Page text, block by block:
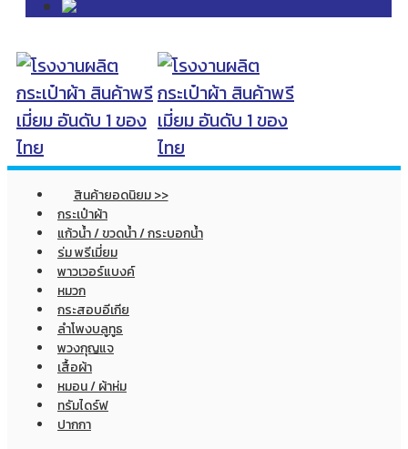
สินค้ายอดนิยม >>
กระเป๋าผ้า
แก้วน้ำ / ขวดน้ำ / กระบอกน้ำ
ร่ม พรีเมี่ยม
พาวเวอร์แบงค์
หมวก
กระสอบอีเกีย
ลำโพงบลูทูธ
พวงกุญแจ
เสื้อผ้า
หมอน / ผ้าห่ม
ทรัมไดร์ฟ
ปากกา